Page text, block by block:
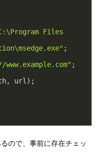
Files
;
;
url);
ので、事前に存在チェッ